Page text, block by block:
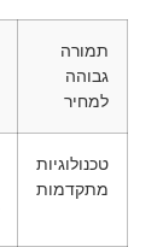
תמורה
גבוהה
למחיר
טכנולוגיות
מתקדמות